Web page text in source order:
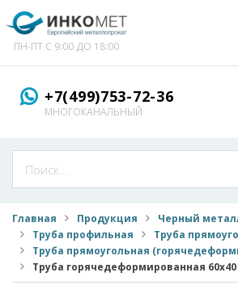
ПН-ПТ С 9:00 ДО 18:00
+7(499)753-72-36
МНОГОКАНАЛЬНЫЙ
Главная Продукция
Черный
Труба профильная
Труба
Труба прямоугольная
Труба горячедеформированная 60x40